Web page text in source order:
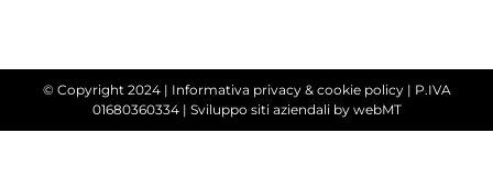
© Copyright 2024 | Informativa privacy & cookie policy| P.IVA
01680360334 | Sviluppo siti aziendaliby webMT